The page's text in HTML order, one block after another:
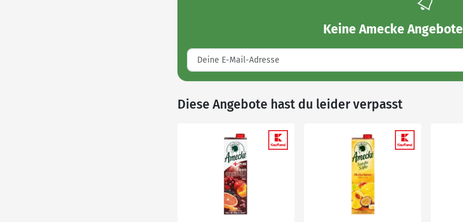
Keine Amecke Angebote
Diese Angebote hast du leider verpasst